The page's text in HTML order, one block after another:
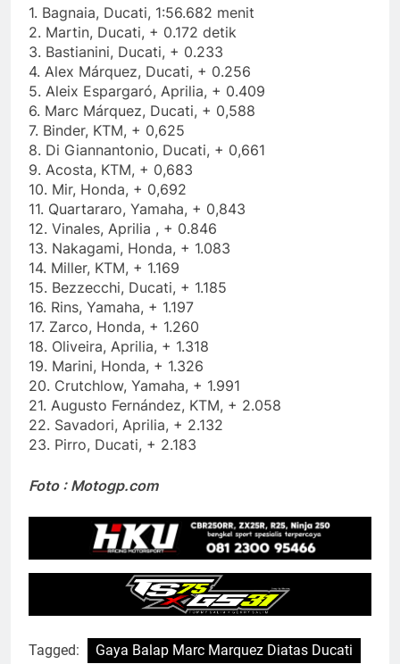
1. Bagnaia, Ducati, 1:56.682 menit
2. Martin, Ducati, + 0.172 detik
3. Bastianini, Ducati, + 0.233
4. Alex Márquez, Ducati, + 0.256
5. Aleix Espargaró, Aprilia, + 0.409
6. Marc Márquez, Ducati, + 0,588
7. Binder, KTM, + 0,625
8. Di Giannantonio, Ducati, + 0,661
9. Acosta, KTM, + 0,683
10. Mir, Honda, + 0,692
11. Quartararo, Yamaha, + 0,843
12. Vinales, Aprilia , + 0.846
13. Nakagami, Honda, + 1.083
14. Miller, KTM, + 1.169
15. Bezzecchi, Ducati, + 1.185
16. Rins, Yamaha, + 1.197
17. Zarco, Honda, + 1.260
18. Oliveira, Aprilia, + 1.318
19. Marini, Honda, + 1.326
20. Crutchlow, Yamaha, + 1.991
21. Augusto Fernández, KTM, + 2.058
22. Savadori, Aprilia, + 2.132
23. Pirro, Ducati, + 2.183
Foto : Motogp.com
Tagged:
Gaya Balap Marc Marquez Diatas Ducati